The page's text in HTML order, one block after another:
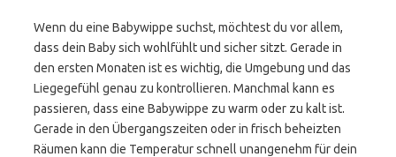
Wenn du eine Babywippe suchst, möchtest du vor allem,
dass dein Baby sich wohlfühlt und sicher sitzt. Gerade in
den ersten Monaten ist es wichtig, die Umgebung und das
Liegegefühl genau zu kontrollieren. Manchmal kann es
passieren, dass eine Babywippe zu warm oder zu kalt ist.
Gerade in den Übergangszeiten oder in frisch beheizten
Räumen kann die Temperatur schnell unangenehm für dein